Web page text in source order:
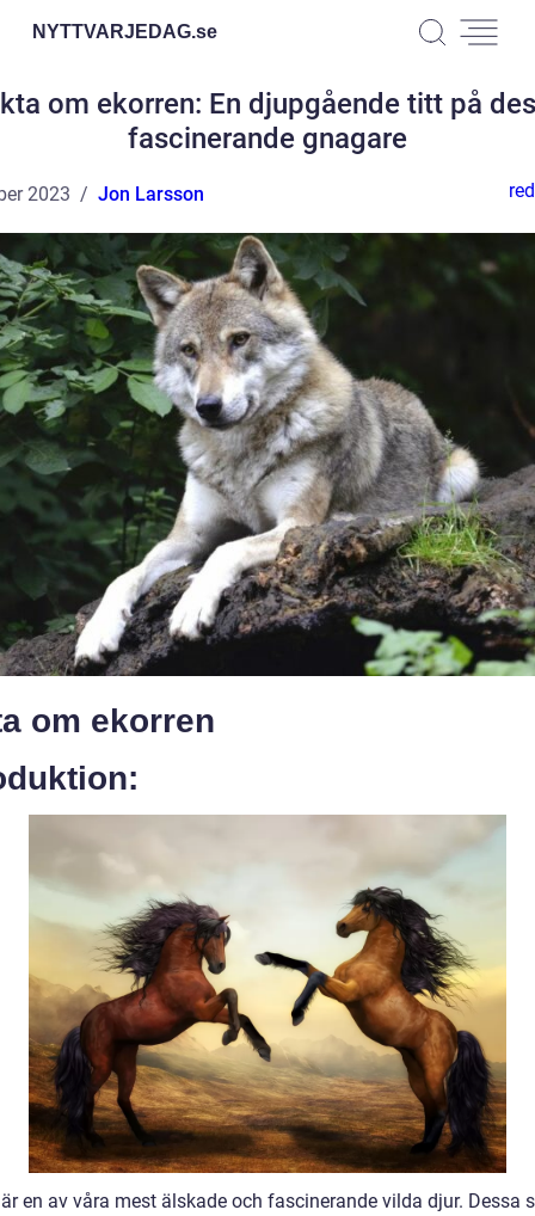
NYTTVARJEDAG.se
om ekorren: En djupgående titt på
fascinerande gnagare
2023 Jon Larsson
om ekorren
en av våra mest älskade och fascinerande vilda djur. Dessa